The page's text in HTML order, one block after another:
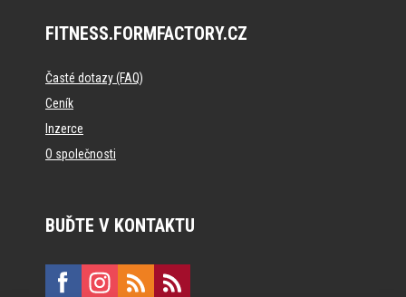
FITNESS.FORMFACTORY.CZ
Časté dotazy (FAQ)
Ceník
Inzerce
O společnosti
BUĎTE V KONTAKTU